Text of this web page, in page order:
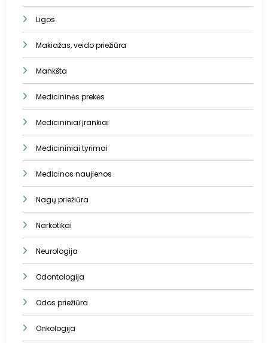
Ligos
Makiažas, veido priežiūra
Mankšta
Medicininės prekės
Medicininiai įrankiai
Medicininiai tyrimai
Medicinos naujienos
Nagų priežiūra
Narkotikai
Neurologija
Odontologija
Odos priežiūra
Onkologija